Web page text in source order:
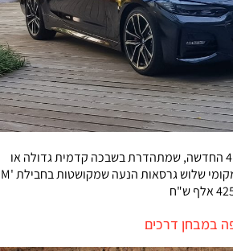
ב.מ.וו השיקה את סדרה 4 החדשה, שמתהדרת בשבכה קדמית גדולה או
סובלת ממנה. בהיצע המקומי שלוש גרסאות הנעה שמקושטות בחבילת 'M